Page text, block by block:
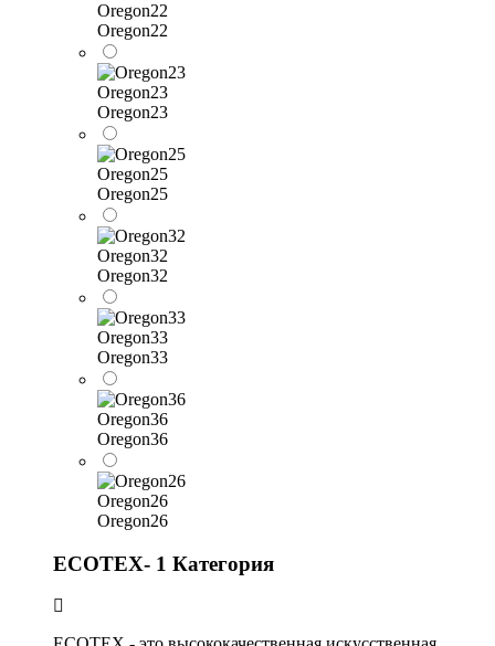
Oregon22
Oregon22
Oregon23
Oregon23
Oregon25
Oregon25
Oregon32
Oregon32
Oregon33
Oregon33
Oregon36
Oregon36
Oregon26
Oregon26
ECOTEX- 1 Категория